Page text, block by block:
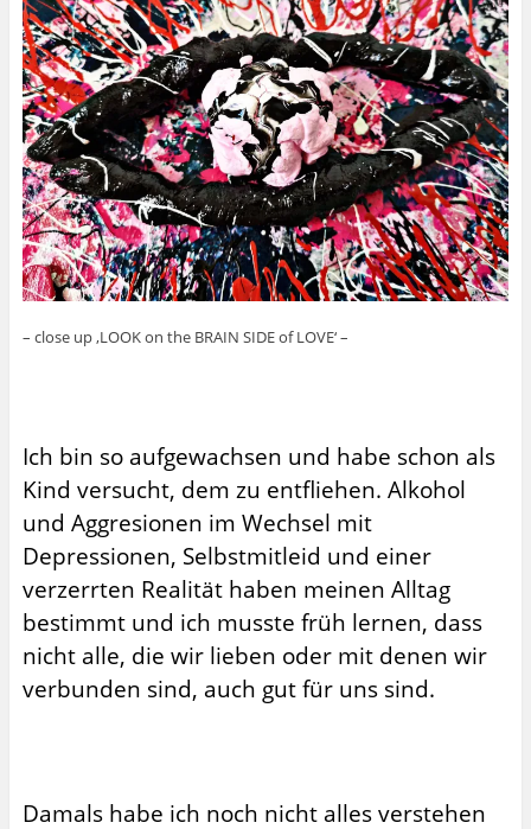
– close up ‚LOOK on the BRAIN SIDE of LOVE‘ –
Ich bin so aufgewachsen und habe schon als
Kind versucht, dem zu entfliehen. Alkohol
und Aggresionen im Wechsel mit
Depressionen, Selbstmitleid und einer
verzerrten Realität haben meinen Alltag
bestimmt und ich musste früh lernen, dass
nicht alle, die wir lieben oder mit denen wir
verbunden sind, auch gut für uns sind.
Damals habe ich noch nicht alles verstehen